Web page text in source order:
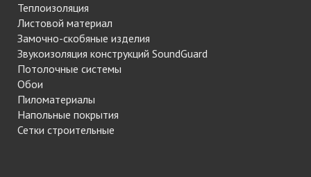
Теплоизоляция
Листовой материал
Замочно-скобяные изделия
Звукоизоляция конструкций SoundGuard
Потолочные системы
Обои
Пиломатериалы
Напольные покрытия
Сетки строительные